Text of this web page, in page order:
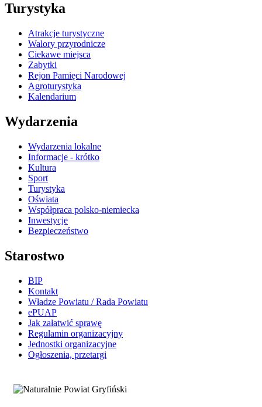
Turystyka
Atrakcje turystyczne
Walory przyrodnicze
Ciekawe miejsca
Zabytki
Rejon Pamięci Narodowej
Agroturystyka
Kalendarium
Wydarzenia
Wydarzenia lokalne
Informacje - krótko
Kultura
Sport
Turystyka
Oświata
Współpraca polsko-niemiecka
Inwestycje
Bezpieczeństwo
Starostwo
BIP
Kontakt
Władze Powiatu / Rada Powiatu
ePUAP
Jak załatwić sprawę
Regulamin organizacyjny
Jednostki organizacyjne
Ogłoszenia, przetargi